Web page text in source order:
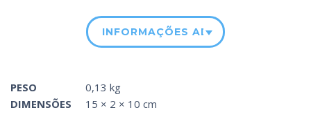
INFORMAÇÕES ADICIONAIS
PESO
0,13 kg
DIMENSÕES
15 × 2 × 10 cm